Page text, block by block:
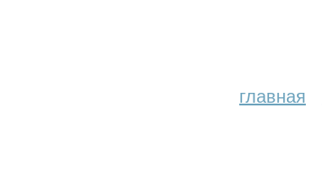
главная